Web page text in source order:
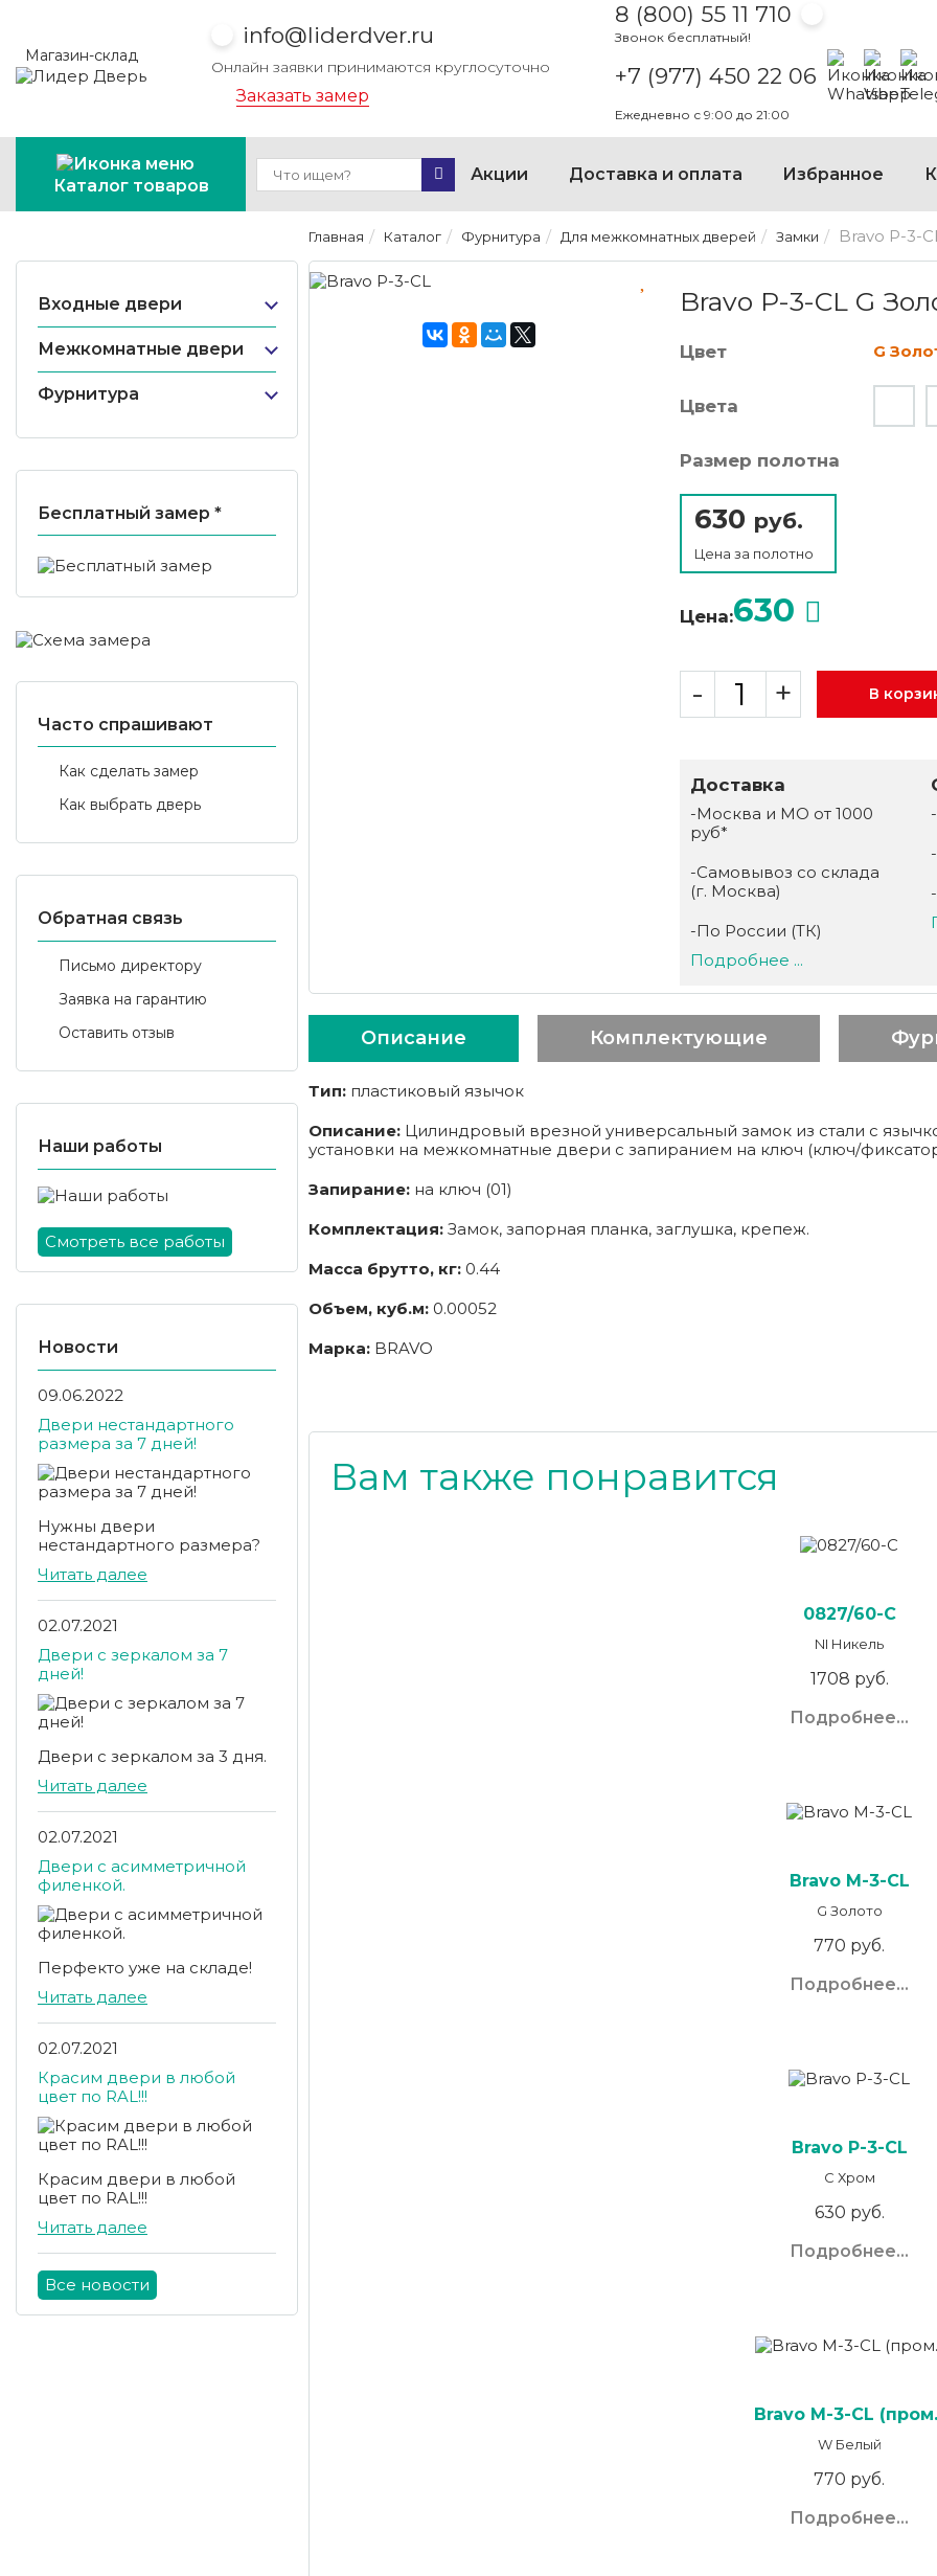
Магазин-склад
info@liderdver.ru
Онлайн заявки принимаются круглосуточно
Заказать замер
8 (800) 55 11 710
Звонок бесплатный!
+7 (977) 450 22 06
Написать на
Ежедневно с 9:00 до 21:00
Каталог товаров
Акции Доставка и оплата Избранное
Входные двери
Межкомнатные двери
Фурнитура
Бесплатный замер *
Часто спрашивают
Как сделать замер
Как выбрать дверь
Обратная связь
Письмо директору
Заявка на гарантию
Оставить отзыв
Наши работы
Смотреть все работы
Новости
09.06.2022
Двери нестандартного
размера за 7 дней!
Нужны двери
нестандартного размера?
Читать далее
02.07.2021
Двери с зеркалом за 7
дней!
Двери с зеркалом за 3 дня.
Читать далее
02.07.2021
Двери с асимметричной
филенкой.
Перфекто уже на складе!
Читать далее
02.07.2021
Красим двери в любой
цвет по RAL!!!
Красим двери в любой
цвет по RAL!!!
Читать далее
Все новости
Главная Каталог Фурнитура Для межкомнатных дверей Замки Bravo P-3-
Bravo P-3-CL G
Цвет G
Цвета
Размер полотна
630 руб.
Цена за полотно
Цена:630
- + В
Доставка
-Москва и МО от 1000
руб*
-Самовывоз со склада
(г. Москва)
-По России (ТК)
Подробнее ...
Описание Комплектующие
Тип: пластиковый язычок
Описание: Цилиндровый врезной универсальный замок из стали с
установки на межкомнатные двери с запиранием на ключ (ключ/
Запирание: на ключ (01)
Комплектация: Замок, запорная планка, заглушка, крепеж.
Масса брутто, кг: 0.44
Объем, куб.м: 0.00052
Марка: BRAVO
Вам также понравится
0827/60-C
NI Никель
1708 руб.
Подробнее...
Bravo M-3-CL
G Золото
770 руб.
Подробнее...
Bravo P-3-CL
C Хром
630 руб.
Подробнее...
Bravo M-3-CL
W Белый
770 руб.
Подробнее...
×